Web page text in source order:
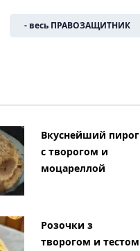
- весь ПРАВОЗАЩИТНИК
Вкуснейший пирог
с творогом и
моцареллой
Розочки з
творогом и тестом